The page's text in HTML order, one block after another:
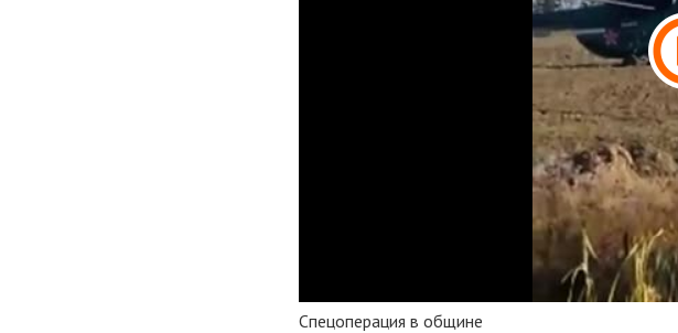
Спецоперация в общине